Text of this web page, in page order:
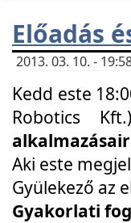
Előadás
2013. 03. 10. -
Kedd este
Robotics
Aki este
Gyülekező az
Gyakorlati